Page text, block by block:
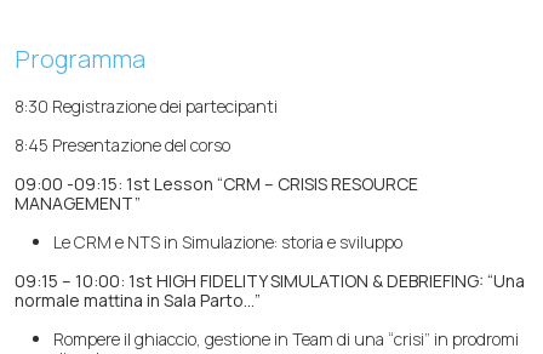
Programma
8:30 Registrazione dei partecipanti
8:45 Presentazione del corso
09:00 -09:15: 1st Lesson “CRM – CRISIS RESOURCE
MANAGEMENT”
Le CRM e NTS in Simulazione: storia e sviluppo
09:15 – 10:00: 1st HIGH FIDELITY SIMULATION & DEBRIEFING: “Una
normale mattina in Sala Parto…”
Rompere il ghiaccio, gestione in Team di una “crisi” in prodromi